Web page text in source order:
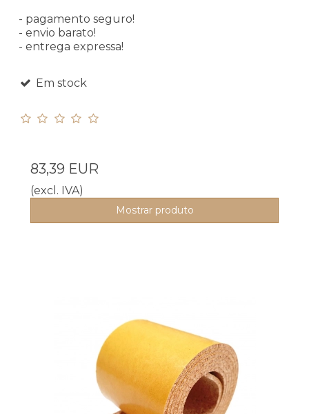
- pagamento seguro!
- envio barato!
- entrega expressa!
Em stock
83,39 EUR
(excl. IVA)
Mostrar produto